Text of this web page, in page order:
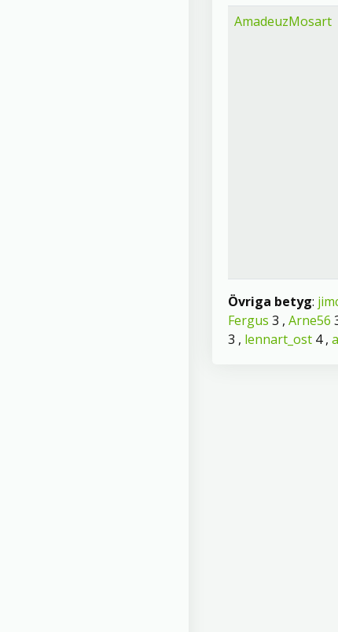
AmadeuzMosart
Övriga betyg:
Fergus 3 , Arne56
3 , lennart_ost 4 ,